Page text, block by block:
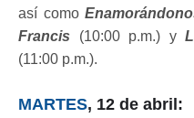
así como
Francis (10:00 p.m.) y
(11:00 p.m.).
MARTES, 12 de abril: